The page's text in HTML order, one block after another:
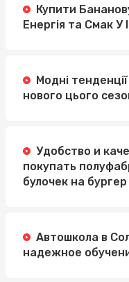
Купити
Енергія та Смак У
Модні
нового цього
Удобство и
покупать
булочек на
Автошкола в
надежное